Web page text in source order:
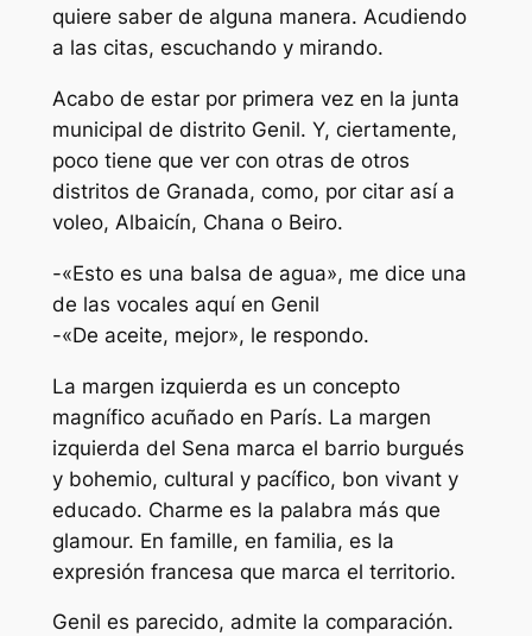
quiere saber de alguna manera. Acudiendo
a las citas, escuchando y mirando.
Acabo de estar por primera vez en la junta
municipal de distrito Genil. Y, ciertamente,
poco tiene que ver con otras de otros
distritos de Granada, como, por citar así a
voleo, Albaicín, Chana o Beiro.
-«Esto es una balsa de agua», me dice una
de las vocales aquí en Genil
-«De aceite, mejor», le respondo.
La margen izquierda es un concepto
magnífico acuñado en París. La margen
izquierda del Sena marca el barrio burgués
y bohemio, cultural y pacífico, bon vivant y
educado. Charme es la palabra más que
glamour. En famille, en familia, es la
expresión francesa que marca el territorio.
Genil es parecido, admite la comparación.